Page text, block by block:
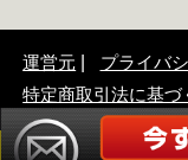
運営元
プライバ
特定商取引法に基づ
©2017 「A4」1